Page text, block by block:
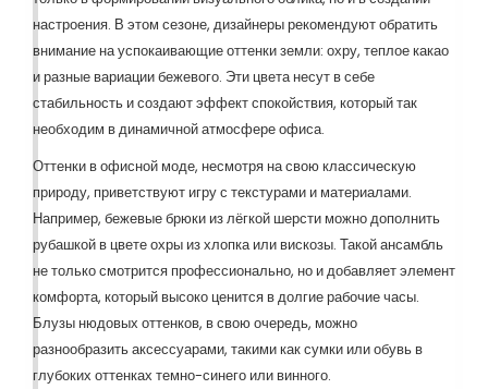
настроения. В этом сезоне, дизайнеры рекомендуют обратить
внимание на успокаивающие оттенки земли: охру, теплое какао
и разные вариации бежевого. Эти цвета несут в себе
стабильность и создают эффект спокойствия, который так
необходим в динамичной атмосфере офиса.
Оттенки в офисной моде, несмотря на свою классическую
природу, приветствуют игру с текстурами и материалами.
Например, бежевые брюки из лёгкой шерсти можно дополнить
рубашкой в цвете охры из хлопка или вискозы. Такой ансамбль
не только смотрится профессионально, но и добавляет элемент
комфорта, который высоко ценится в долгие рабочие часы.
Блузы нюдовых оттенков, в свою очередь, можно
разнообразить аксессуарами, такими как сумки или обувь в
глубоких оттенках темно-синего или винного.